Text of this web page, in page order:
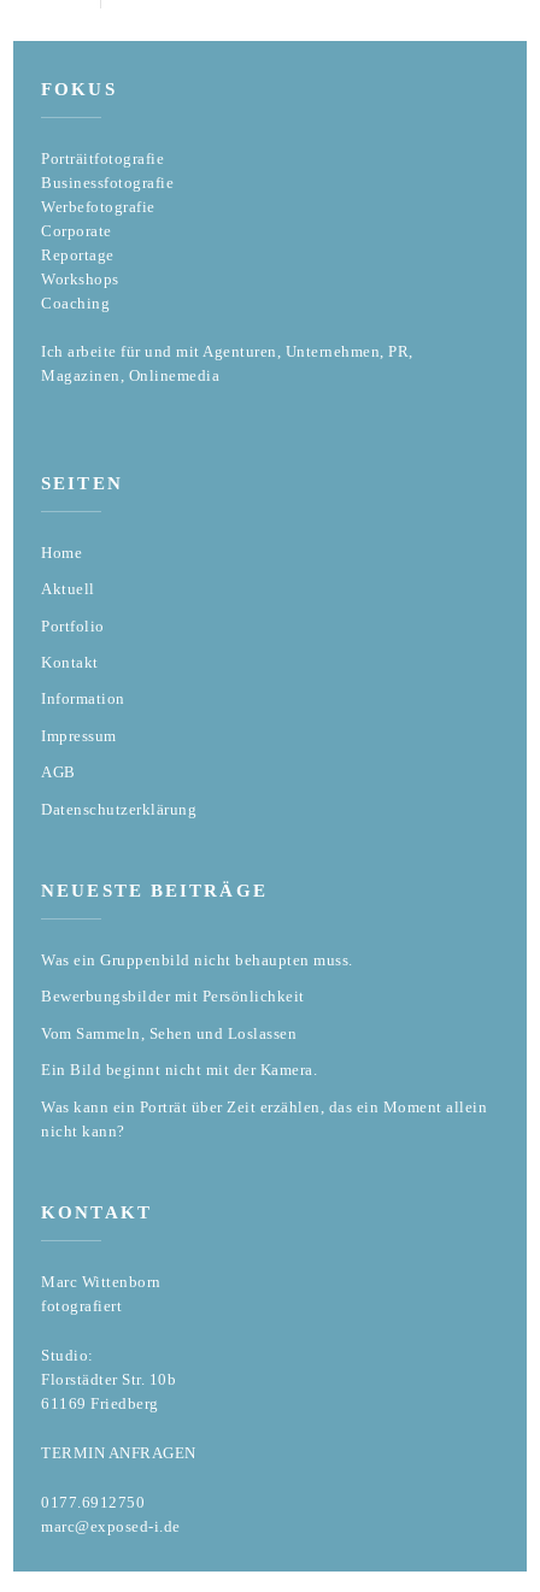
FOKUS
Porträitfotografie
Businessfotografie
Werbefotografie
Corporate
Reportage
Workshops
Coaching
Ich arbeite für und mit Agenturen, Unternehmen, PR,
Magazinen, Onlinemedia
SEITEN
Home
Aktuell
Portfolio
Kontakt
Information
Impressum
AGB
Datenschutzerklärung
NEUESTE BEITRÄGE
Was ein Gruppenbild nicht behaupten muss.
Bewerbungsbilder mit Persönlichkeit
Vom Sammeln, Sehen und Loslassen
Ein Bild beginnt nicht mit der Kamera.
Was kann ein Porträt über Zeit erzählen, das ein Moment allein
nicht kann?
KONTAKT
Marc Wittenborn
fotografiert
Studio:
Florstädter Str. 10b
61169 Friedberg
TERMIN ANFRAGEN
0177.6912750
marc@exposed-i.de